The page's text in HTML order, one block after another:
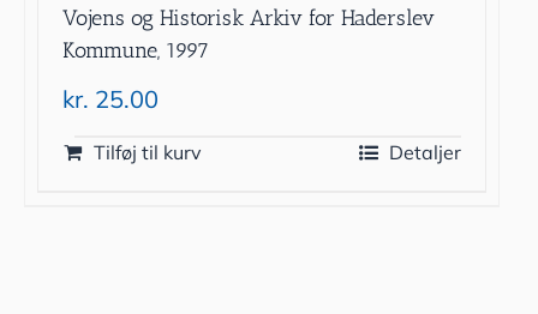
Vojens og Historisk Arkiv for Haderslev
Kommune, 1997
kr. 25.00
Tilføj til kurv Detaljer